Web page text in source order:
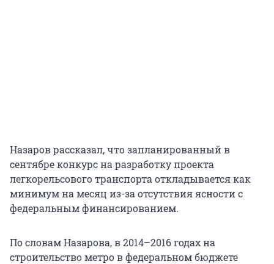
Назаров рассказал, что запланированный в
сентябре конкурс на разработку проекта
легкорельсового транспорта откладывается как
минимум на месяц из-за отсутствия ясности с
федеральным финансированием.
По словам Назарова, в 2014–2016 годах на
строительство метро в федеральном бюджете